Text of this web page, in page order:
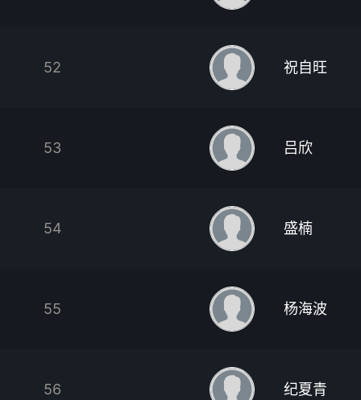
52 祝自旺
53 吕欣
54 盛楠
55 杨海波
56 纪夏青